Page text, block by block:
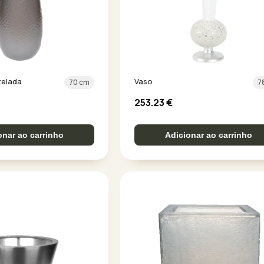
70 cm
ao carrinho
Vaso
253.23€
Adicionar ao carrinho